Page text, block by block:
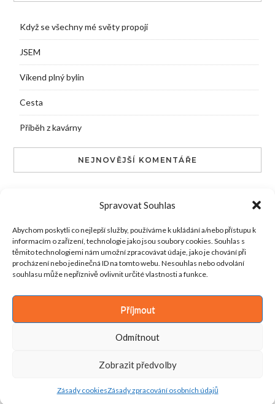
Spravovat Souhlas
Abychom poskytli co nejlepší služby, používáme k ukládání a/nebo přístupu k
informacím o zařízení, technologie jako jsou soubory cookies. Souhlas s
těmito technologiemi nám umožní zpracovávat údaje, jako je chování při
procházení nebo jedinečná ID na tomto webu. Nesouhlas nebo odvolání
souhlasu může nepříznivě ovlivnit určité vlastnosti a funkce.
Příjmout
Odmítnout
Zobrazit předvolby
Zásady cookiesZásady zpracování osobních údajů
Když se všechny mé světy propojí
JSEM
Víkend plný bylin
Cesta
Příběh z kavárny
NEJNOVĚJŠÍ KOMENTÁŘE
admin :Magnolie: Květ síly, krásy a klidu
Karel Růžička:Magnolie: Květ síly, krásy a klidu
admin:Netradiční vánoční pečení
© 2026 Za šípkovým keřem–Kokoro Theme by